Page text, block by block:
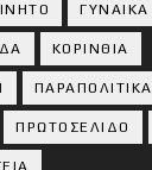
ΓΥΝΑΙΚΑ
ΚΟΡΙΝΘΙΑ
ΠΑΡΑΠΟΛΙΤΙΚΑ
ΠΡΩΤΟΣΕΛΙΔΟ